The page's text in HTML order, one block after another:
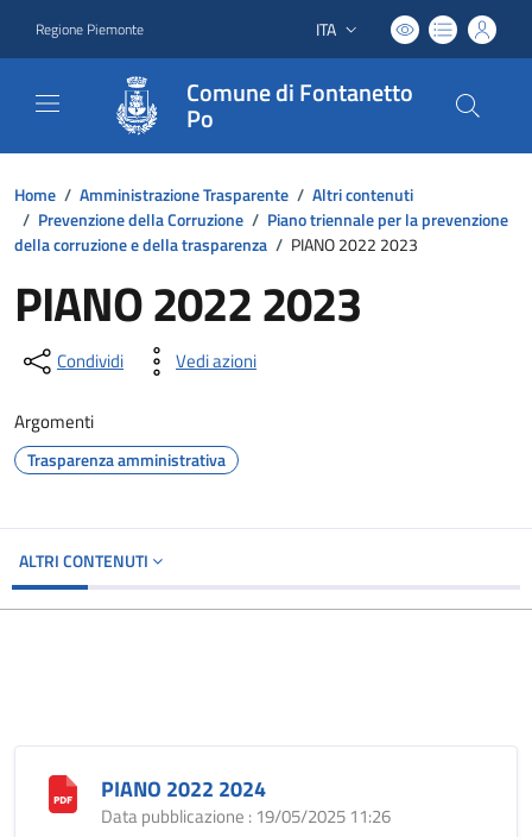
Regione Piemonte Lingua attiva:
ITA
Comune di Fontanetto
Po
Home / Amministrazione Trasparente / Altri contenuti
/ Prevenzione della Corruzione / Piano triennale per la prevenzione
della corruzione e della trasparenza / PIANO 2022 2023
PIANO 2022 2023
Condividi Vedi azioni
Argomenti
Trasparenza amministrativa
ALTRI CONTENUTI
PIANO 2022 2024
Data pubblicazione : 19/05/2025 11:26